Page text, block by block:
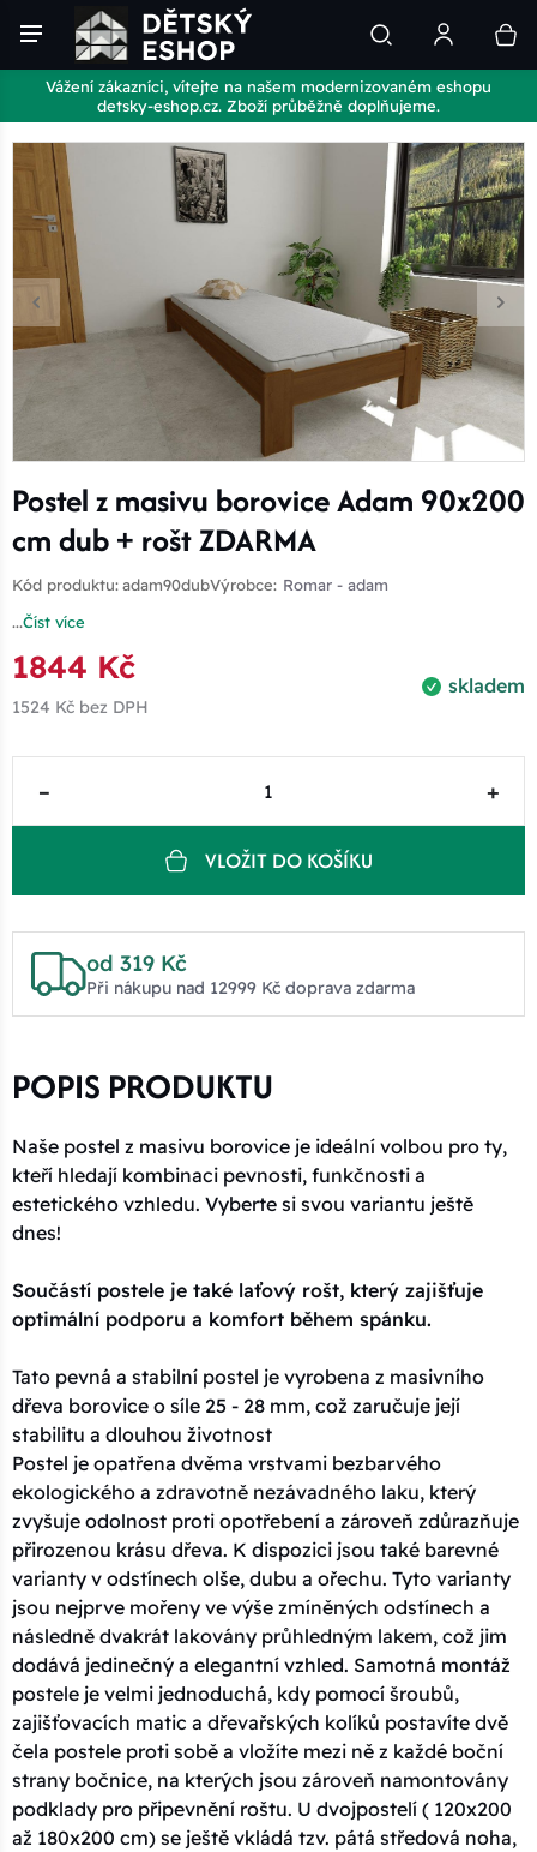
Vážení zákazníci, vítejte na našem modernizovaném eshopu
detsky-eshop.cz. Zboží průběžně doplňujeme.
Postel z masivu borovice Adam 90x200
cm dub + rošt ZDARMA
Kód produktu:adam90dubVýrobce: Romar - adam
...Číst více
skladem
1844 Kč
1524 Kč bez DPH
– +
VLOŽIT DO KOŠÍKU
od 319 Kč
Při nákupu nad 12999 Kč doprava zdarma
POPIS PRODUKTU
Naše postel z masivu borovice je ideální volbou pro ty,
kteří hledají kombinaci pevnosti, funkčnosti a
estetického vzhledu. Vyberte si svou variantu ještě
dnes!
Součástí postele je také laťový rošt, který zajišťuje
optimální podporu a komfort během spánku.
Tato pevná a stabilní postel je vyrobena z masivního
dřeva borovice o síle 25 - 28 mm, což zaručuje její
stabilitu a dlouhou životnost
Postel je opatřena dvěma vrstvami bezbarvého
ekologického a zdravotně nezávadného laku, který
zvyšuje odolnost proti opotřebení a zároveň zdůrazňuje
přirozenou krásu dřeva. K dispozici jsou také barevné
varianty v odstínech olše, dubu a ořechu. Tyto varianty
jsou nejprve mořeny ve výše zmíněných odstínech a
následně dvakrát lakovány průhledným lakem, což jim
dodává jedinečný a elegantní vzhled. Samotná montáž
postele je velmi jednoduchá, kdy pomocí šroubů,
zajišťovacích matic a dřevařských kolíků postavíte dvě
čela postele proti sobě a vložíte mezi ně z každé boční
strany bočnice, na kterých jsou zároveň namontovány
podklady pro připevnění roštu. U dvojpostelí ( 120x200
až 180x200 cm) se ještě vkládá tzv. pátá středová noha,